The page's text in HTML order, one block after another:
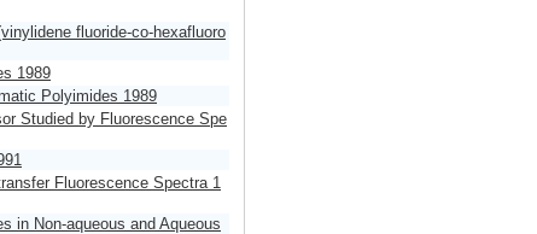
fluoride-co-hexafluoro
1989
Polyimides 1989
Studied by Fluorescence Spe
Fluorescence Spectra 1
in Non-aqueous and Aqueous